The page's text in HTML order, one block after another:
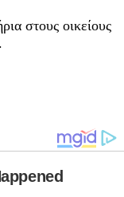
στους οικείους